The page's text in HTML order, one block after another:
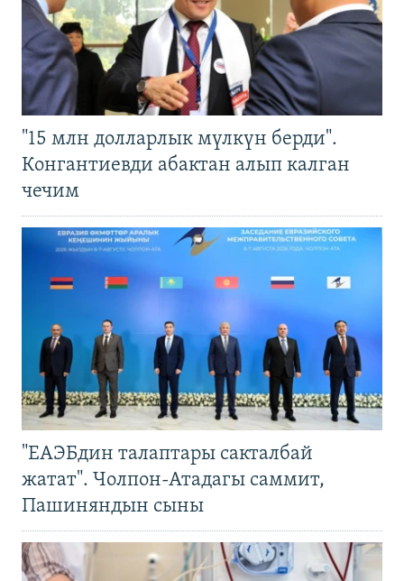
"15 млн долларлык мүлкүн берди".
Конгантиевди абактан алып калган
чечим
"ЕАЭБдин талаптары сакталбай
жатат". Чолпон-Атадагы саммит,
Пашиняндын сыны